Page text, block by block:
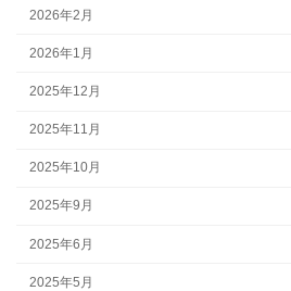
2026年2月
2026年1月
2025年12月
2025年11月
2025年10月
2025年9月
2025年6月
2025年5月